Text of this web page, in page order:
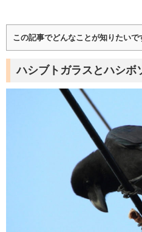
この記事でどんなことが知りたいで
ハシブトガラスとハシボ